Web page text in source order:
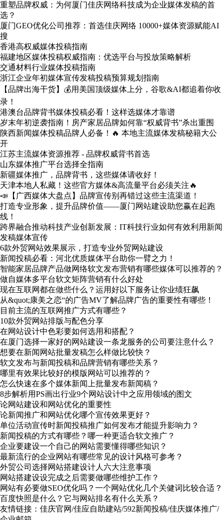
重塑品牌权威：为何厦门佳庆网络科技成为企业媒体发稿的首
选？
厦门GEO优化公司推荐：首选佳庆网络 10000+媒体资源赋能AI
搜
香港高权威媒体投稿指南
福建地区媒体投稿权威指南：优选平台与投放策略解析
交通材料行业媒体投稿指南
浙江企业年初媒体宣传发稿投稿预算规划指南
【品牌出海干货】💰用美国顶级媒体上分，谷歌&AI都追着你收
录！
港澳台品牌背书媒体投稿必看！这样选媒体才靠谱
岁末年初逆袭指南！房产家居品牌如何靠“权威背书”杀出重围
陕西新闻媒体投稿品牌人必备！🔥 本地主流媒体发稿秘籍大公
开
江苏主流媒体资源推荐 - 品牌权威背书首选
山东媒体推广平台选择全指南
新疆媒体推广，品牌背书，这些媒体请收好！
天津本地人私藏！这些官方媒体&高流量平台必须关注🔥
📣【广西媒体大盘点】品牌宣传别再错过这些主流渠道！
打造专业形象，提升品牌价值——厦门网站建设助您赢在起跑
线！
跨界融合推动科技产业创新发展：IT科技行业如何有效利用新闻
发稿媒体宣传
6款外贸网站效果展示，打造专业外贸网站建设
新闻投稿必看：河北优质媒体平台助你一臂之力！
智能家居品牌产品做网络软文发布营销有哪些媒体可以推荐的？
做自媒体多平台软文矩阵营销有什么好处
现在互联网都在做些什么？运用好以下服务让你业绩狂飙
从&quot;康美之恋“的广告MV了解品牌广告的重要性有哪些！
目前主流的互联网推广方式有哪些？
10款外贸网站排版与配色分享
在网站设计中色彩要如何选用和搭配？
在厦门选择一家好的网站建设一条龙服务的公司要注意什么？
想要在新闻网站批量发稿怎么样做比较快？
软文发布与新闻投稿和品牌营销有哪些关系？
哪里有效果比较好的模版网站可以推荐的？
怎么快速在多个媒体新闻上批量发布新闻稿？
8步解析用PS画出行业9个网站设计中之应用领域的图文
论网站建设和网站优化的重要性
论新闻推广和网站优化哪个宣传效果更好？
单位活动宣传时新闻投稿推广如何发布才能提升影响力？
新闻投稿的方式有哪些？哪一种更适合软文推广？
企业要建设一个自己的网站需要懂得哪些知识？
最新流行的企业网站有哪些常见的设计风格可参考？
外贸公司选择网站搭建设计人六大注意事项
网站搭建设设完成之后需要做哪些维护工作？
网站有必要做SEO优化吗？一个网站优化几个关健词比较合适？
百度快照是什么？它与网站排名有什么关系？
友情链接： 佳庆官网/佳应自助建站/592新闻投稿/佳庆媒体推广/